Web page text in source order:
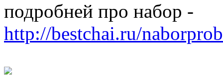
подробней про набор -
http://bestchai.ru/